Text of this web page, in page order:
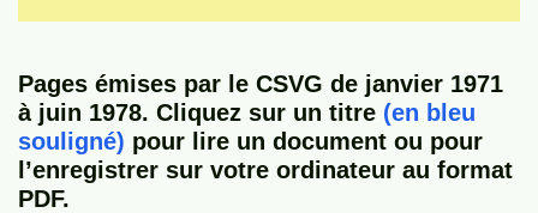
Pages émises par le CSVG de janvier 1971
à juin 1978. Cliquez sur un titre (en bleu
souligné) pour lire un document ou pour
l’enregistrer sur votre ordinateur au format
PDF.